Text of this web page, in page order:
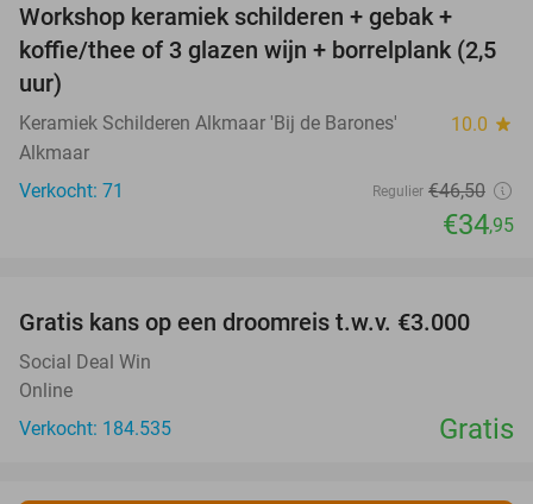
Workshop keramiek schilderen + gebak +
koffie/thee of 3 glazen wijn + borrelplank (2,5
uur)
Keramiek Schilderen Alkmaar 'Bij de Barones' 10.0 star
Alkmaar
Verkocht: 71
Regulier €46,50
€34,95
Gratis kans op een droomreis t.w.v. €3.000
Social Deal Win
Online
Verkocht: 184.535
Gratis